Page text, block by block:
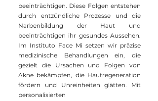
beeinträchtigen. Diese Folgen entstehen
durch entzündliche Prozesse und die
Narbenbildung der Haut und
beeinträchtigen ihr gesundes Aussehen.
Im Instituto Face Mi setzen wir präzise
medizinische Behandlungen ein, die
gezielt die Ursachen und Folgen von
Akne bekämpfen, die Hautregeneration
fördern und Unreinheiten glätten. Mit
personalisierten